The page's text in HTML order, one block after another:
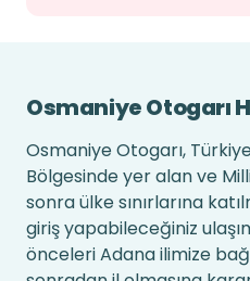
Osmaniye Otogarı
Osmaniye Otogarı,
Bölgesinde yer alan ve
sonra ülke sınırlarına
giriş yapabileceğiniz
önceleri Adana ilimize